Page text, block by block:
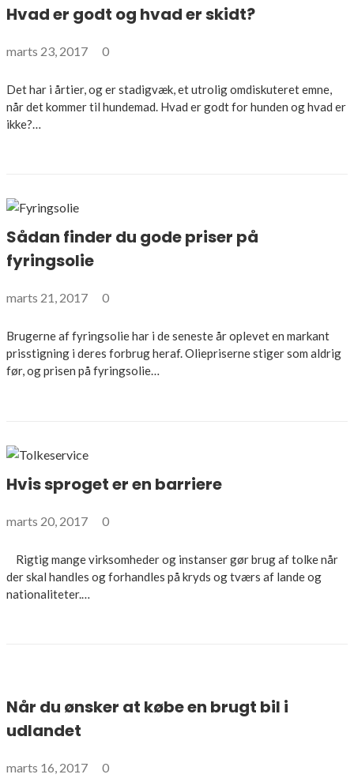
Hvad er godt og hvad er skidt?
marts 23, 2017 0
Det har i årtier, og er stadigvæk, et utrolig omdiskuteret emne,
når det kommer til hundemad. Hvad er godt for hunden og hvad er
ikke?…
Sådan finder du gode priser på
fyringsolie
marts 21, 2017 0
Brugerne af fyringsolie har i de seneste år oplevet en markant
prisstigning i deres forbrug heraf. Oliepriserne stiger som aldrig
før, og prisen på fyringsolie…
Hvis sproget er en barriere
marts 20, 2017 0
Rigtig mange virksomheder og instanser gør brug af tolke når
der skal handles og forhandles på kryds og tværs af lande og
nationaliteter.…
Når du ønsker at købe en brugt bil i
udlandet
marts 16, 2017 0